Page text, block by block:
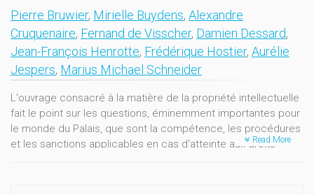
Pierre Bruwier, Mirielle Buydens, Alexandre
Cruquenaire, Fernand de Visscher, Damien Dessard,
Jean-François Henrotte, Frédérique Hostier, Aurélie
Jespers, Marius Michael Schneider
L'ouvrage consacré à la matière de la propriété intellectuelle
fait le point sur les questions, éminemment importantes pour
le monde du Palais, que sont la compétence, les procédures
et les sanctions applicables en cas d'atteinte aux droits
Read More